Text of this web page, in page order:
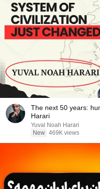
The next 50 years:
Harari
Yuval Noah Harari
New 469K views